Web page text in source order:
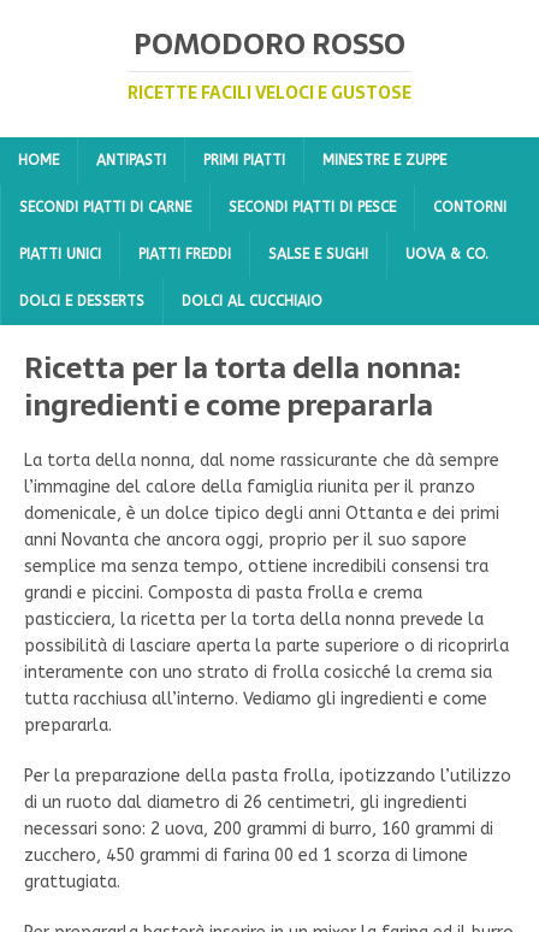
POMODORO ROSSO
RICETTE FACILI VELOCI E GUSTOSE
HOME ANTIPASTI PRIMI PIATTI MINESTRE E ZUPPE
SECONDI PIATTI DI CARNE SECONDI PIATTI DI PESCE CONTORNI
PIATTI UNICI PIATTI FREDDI SALSE E SUGHI UOVA & CO.
DOLCI E DESSERTS DOLCI AL CUCCHIAIO
Ricetta per la torta della nonna:
ingredienti e come prepararla
La torta della nonna, dal nome rassicurante che dà sempre
l’immagine del calore della famiglia riunita per il pranzo
domenicale, è un dolce tipico degli anni Ottanta e dei primi
anni Novanta che ancora oggi, proprio per il suo sapore
semplice ma senza tempo, ottiene incredibili consensi tra
grandi e piccini. Composta di pasta frolla e crema
pasticciera, la ricetta per la torta della nonna prevede la
possibilità di lasciare aperta la parte superiore o di ricoprirla
interamente con uno strato di frolla cosicché la crema sia
tutta racchiusa all’interno. Vediamo gli ingredienti e come
prepararla.
Per la preparazione della pasta frolla, ipotizzando l’utilizzo
di un ruoto dal diametro di 26 centimetri, gli ingredienti
necessari sono: 2 uova, 200 grammi di burro, 160 grammi di
zucchero, 450 grammi di farina 00 ed 1 scorza di limone
grattugiata.